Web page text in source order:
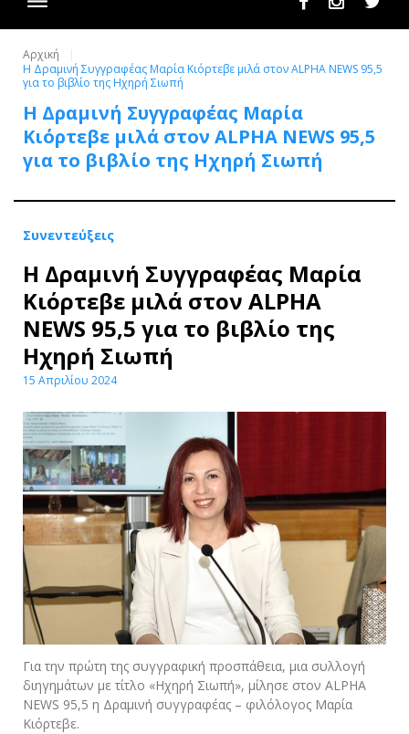
FacebookInstagram
Αρχική
Η Δραμινή Συγγραφέας Μαρία Κιόρτεβε μιλά στον ALPHA NEWS 95,5
για το βιβλίο της Ηχηρή Σιωπή
Η Δραμινή Συγγραφέας Μαρία
Κιόρτεβε μιλά στον ALPHA NEWS 95,5
για το βιβλίο της Ηχηρή Σιωπή
Συνεντεύξεις
Η Δραμινή Συγγραφέας Μαρία
Κιόρτεβε μιλά στον ALPHA
NEWS 95,5 για το βιβλίο της
Ηχηρή Σιωπή
15 Απριλίου 2024
Για την πρώτη της συγγραφική προσπάθεια, μια συλλογή
διηγημάτων με τίτλο «Ηχηρή Σιωπή», μίλησε στον ALPHA
NEWS 95,5 η Δραμινή συγγραφέας – φιλόλογος Μαρία
Κιόρτεβε.